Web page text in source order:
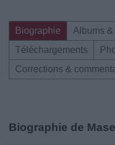
Biographie
Albums
Téléchargements
Corrections &
Biographie de Mase